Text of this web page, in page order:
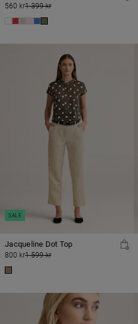
560 kr1 399 kr
Jacqueline Dot Top
800 kr1 599 kr
SALE